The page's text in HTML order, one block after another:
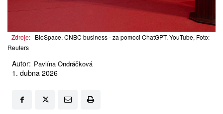
Zdroje: BioSpace, CNBC business - za pomoci ChatGPT, YouTube, Foto:
Reuters
Autor: Pavlína Ondráčková
1. dubna 2026